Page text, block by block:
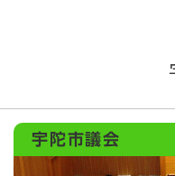
メニュ
宇陀市議会